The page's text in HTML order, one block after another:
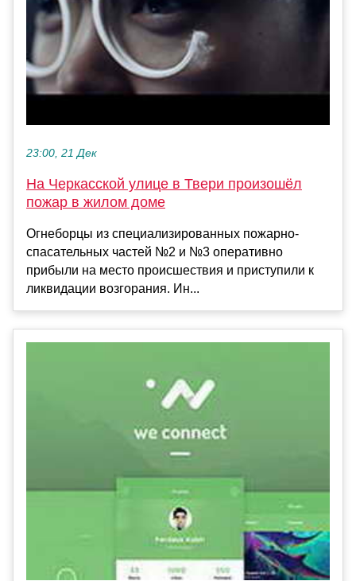
23:00, 21 Дек
На Черкасской улице в Твери произошёл
пожар в жилом доме
Огнеборцы из специализированных пожарно-
спасательных частей №2 и №3 оперативно
прибыли на место происшествия и приступили к
ликвидации возгорания. Ин...